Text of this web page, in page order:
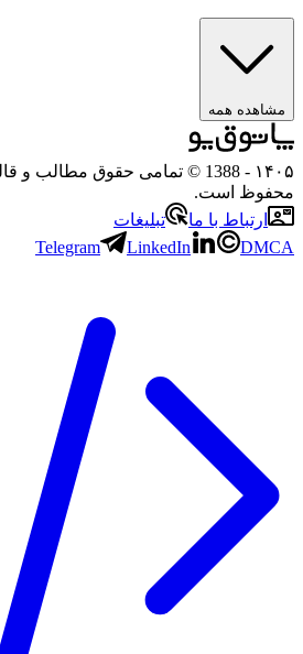
مشاهده همه
۱۴۰۵
- 1388 © تمامی حقوق مطالب و
محفوظ است.
ارتباط با ما
تبلیغات
Telegram
LinkedIn DMCA